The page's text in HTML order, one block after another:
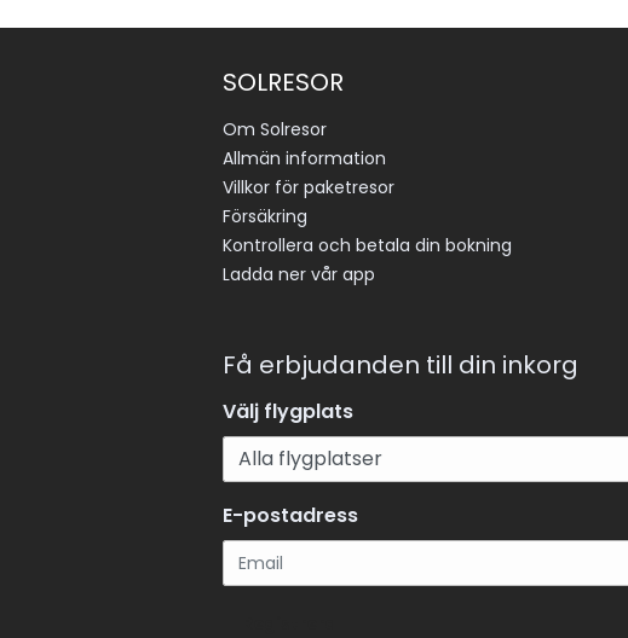
SOLRESOR
Om Solresor
Allmän information
Villkor för paketresor
Försäkring
Kontrollera och betala din bokning
Ladda ner vår app
Få erbjudanden till din inkorg
Välj flygplats
E-postadress